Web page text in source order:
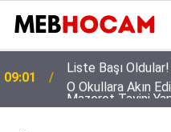
23:02
Mazeret Tayini
Onayı